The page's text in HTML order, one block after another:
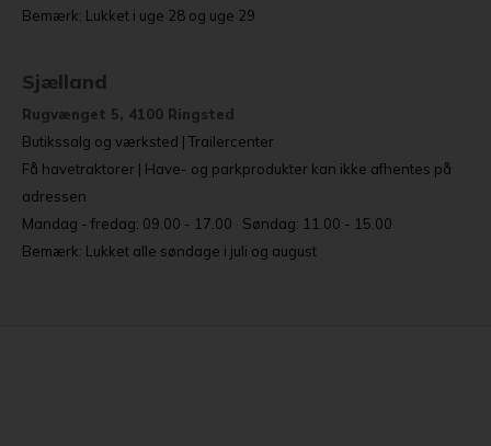
Bemærk: Lukket i uge 28 og uge 29
Sjælland
Rugvænget 5, 4100 Ringsted
Butikssalg og værksted | Trailercenter
Få havetraktorer | Have- og parkprodukter kan ikke afhentes på
adressen
Mandag - fredag: 09.00 - 17.00 · Søndag: 11.00 - 15.00
Bemærk: Lukket alle søndage i juli og august